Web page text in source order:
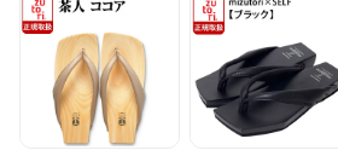
い下駄 浴衣 夏 女性
男性 洋服 着物 履物
大人 おしゃれ ファ
ッション カジュアル
mizutori
製 国産 履きやすい
下駄 浴衣 夏 洋服 着
物 履物 可愛い おし
ゃれ ファッション
カジュアル mizutori